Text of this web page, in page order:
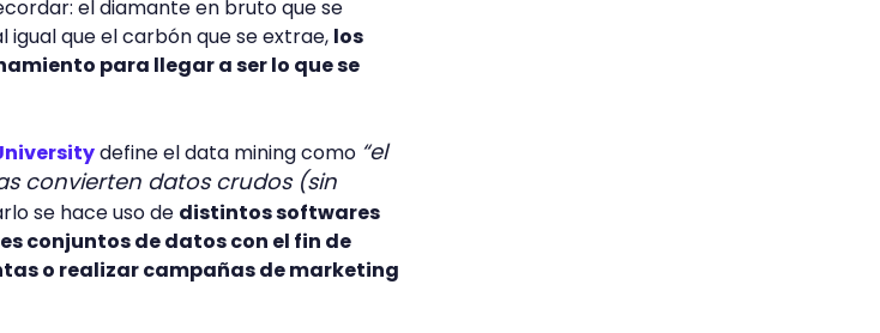
el diamante en bruto que se
igual que el carbón que se extrae, los
para llegar a ser lo que se
define el data mining como “el
convierten datos crudos (sin
se hace uso de distintos softwares
conjuntos de datos con el fin de
o realizar campañas de marketing